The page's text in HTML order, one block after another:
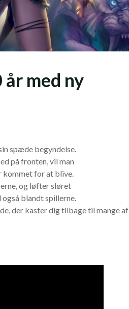
med ny
spæde begyndelse.
på fronten, vil man
kommet for at blive.
og løfter sløret
også blandt spillerne.
der kaster dig tilbage til mange af